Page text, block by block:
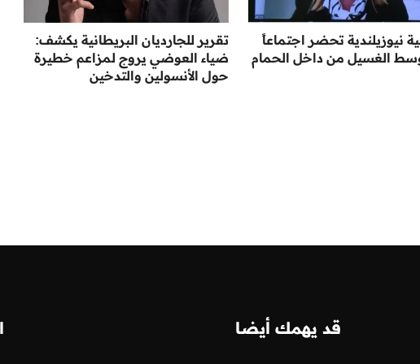
نيوزيلندية تحضر اجتماعاً
الغسيل من داخل الحمام
تقرير للجارديان البريطانية يكشف:
ضياء العوضي يروج لمزاعم خطيرة
حول الأنسولين والتدخين
قد يهمك أيضا